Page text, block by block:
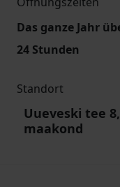
Das ganze Jahr
24 Stunden
Standort
Uueveski tee
maakond